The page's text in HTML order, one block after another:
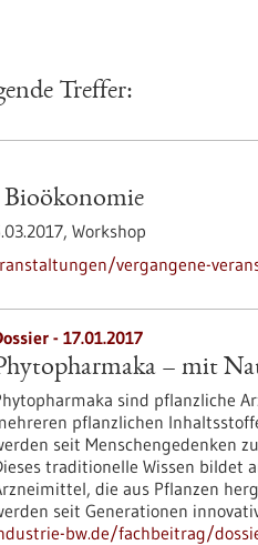
Treffer:
Workshop
vergangene-
- 17.01.2017
– mit
sind pflanzliche
pflanzlichen
seit Menschengedenken
traditionelle Wissen bildet
die aus Pflanzen
seit Generationen
bw.de/fachbeitrag/